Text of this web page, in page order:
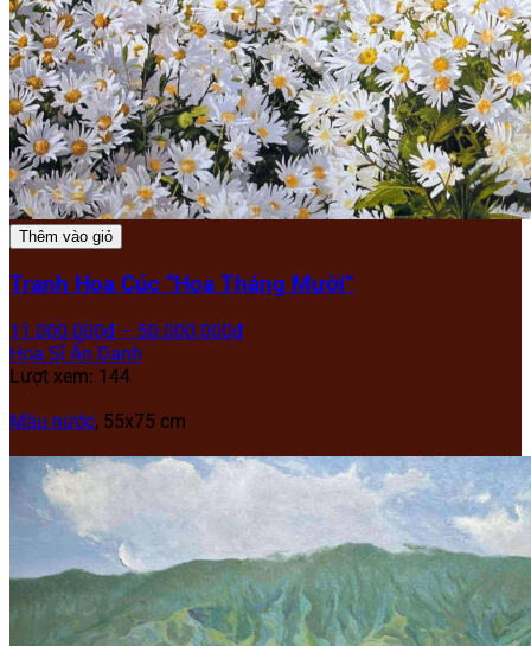
Thêm vào giỏ
Tranh Hoa Cúc “Hoa Tháng Mười”
11.000.000₫ – 50.000.000₫
Họa Sĩ Ẩn Danh
Lượt xem: 144
Màu nước, 55x75 cm